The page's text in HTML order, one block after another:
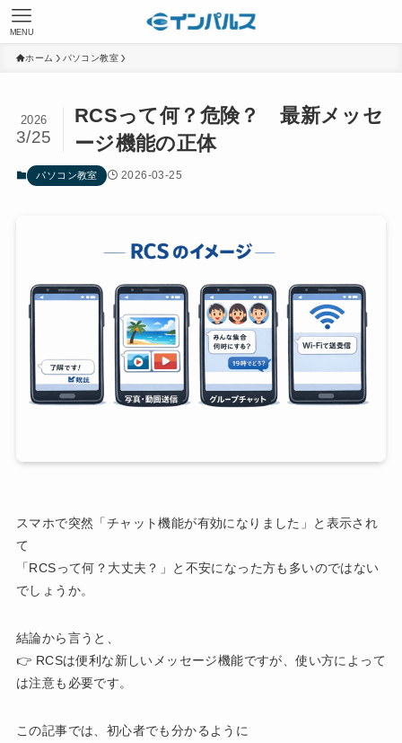
MENU
ホーム パソコン教室
RCSって何？危険？ 最新メッセ
ージ機能の正体
2026
3/25
パソコン教室 2026-03-25
スマホで突然「チャット機能が有効になりました」と表示され
て
「RCSって何？大丈夫？」と不安になった方も多いのではない
でしょうか。
結論から言うと、
👉 RCSは便利な新しいメッセージ機能ですが、使い方によって
は注意も必要です。
この記事では、初心者でも分かるように